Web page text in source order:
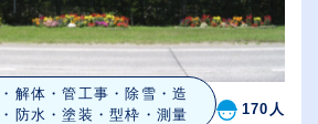
解体・管工事・除雪・造
防水・塗装・型枠・測量
170人